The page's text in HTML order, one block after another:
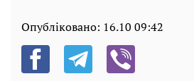
Опубліковано: 16.10 09:42